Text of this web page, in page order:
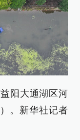
阳大通湖区河
。新华社记者